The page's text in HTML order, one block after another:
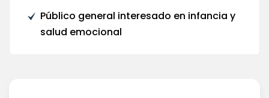
Público general interesado en infancia y
salud emocional